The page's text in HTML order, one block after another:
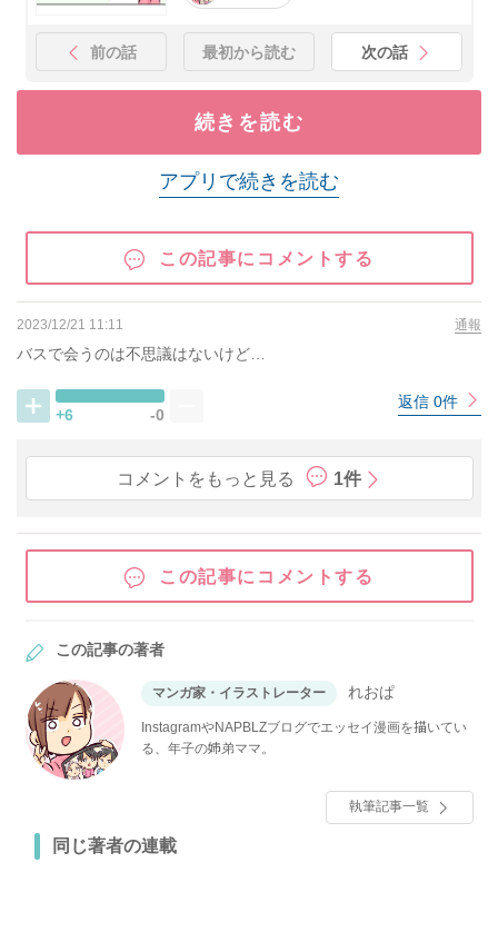
前の話 最初から読む 次の話
続きを読む
アプリで続きを読む
この記事にコメントする
2023/12/21 11:11 通報
バスで会うのは不思議はないけど…
+6 -0
返信 0件
コメントをもっと見る 1件
この記事にコメントする
この記事の著者
マンガ家・イラストレーター れおぱ
InstagramやNAPBLZブログでエッセイ漫画を描いてい
る、年子の姉弟ママ。
執筆記事一覧
同じ著者の連載